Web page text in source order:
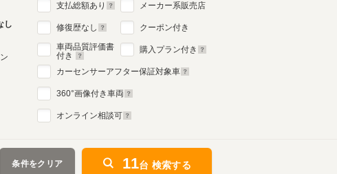
し
支払総額あり
修復歴なし
車両品質評価書
付き
メーカー系販売店
クーポン付き
購入プラン付き
カーセンサーアフター保証対象車
360°画像付き車両
オンライン相談可
条件をクリア 11台 検索する